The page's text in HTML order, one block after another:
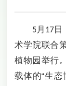
5 月 17 日
术学院联合
植物园举行。
载体的“生态